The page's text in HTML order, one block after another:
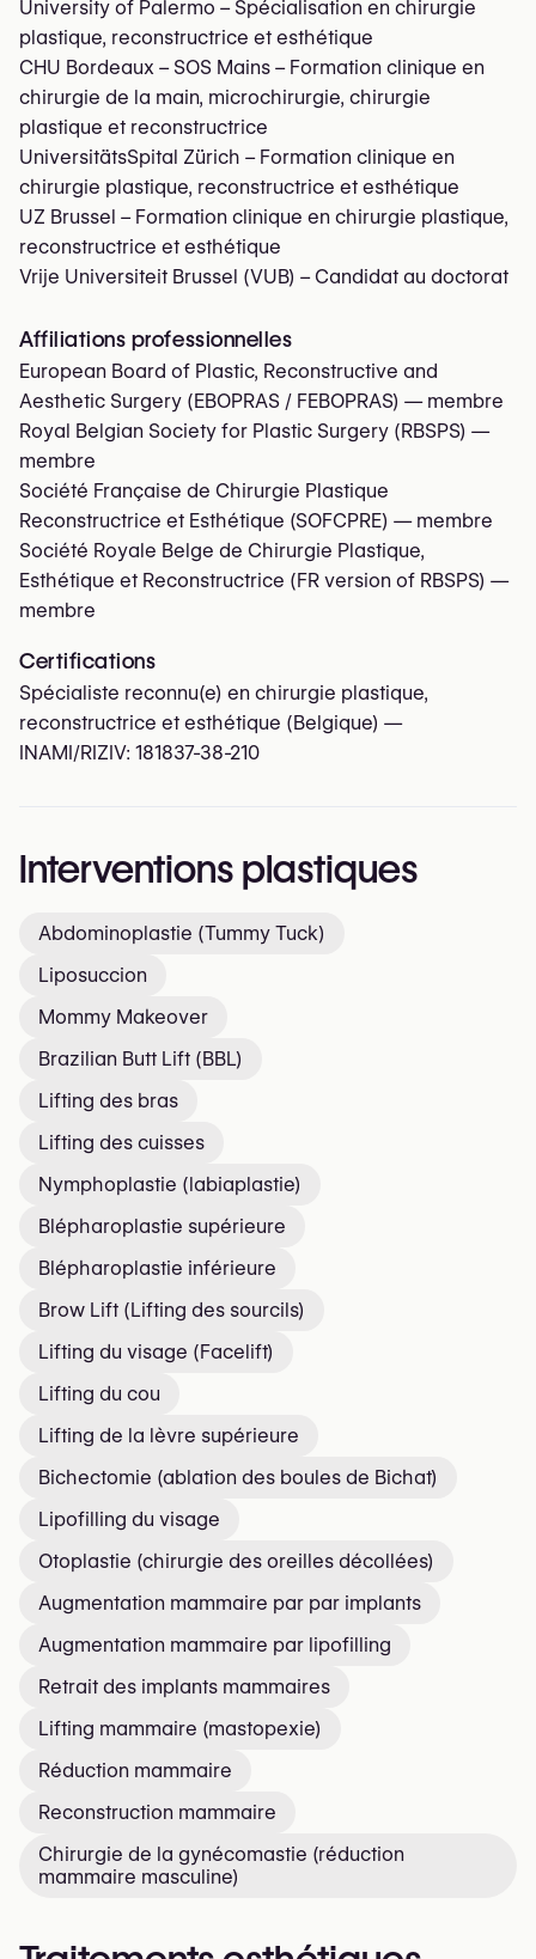
University of Palermo – Spécialisation en chirurgie
plastique, reconstructrice et esthétique
CHU Bordeaux – SOS Mains – Formation clinique en
chirurgie de la main, microchirurgie, chirurgie
plastique et reconstructrice
UniversitätsSpital Zürich – Formation clinique en
chirurgie plastique, reconstructrice et esthétique
UZ Brussel – Formation clinique en chirurgie plastique,
reconstructrice et esthétique
Vrije Universiteit Brussel (VUB) – Candidat au doctorat
Affiliations professionnelles
European Board of Plastic, Reconstructive and
Aesthetic Surgery (EBOPRAS / FEBOPRAS) — membre
Royal Belgian Society for Plastic Surgery (RBSPS) —
membre
Société Française de Chirurgie Plastique
Reconstructrice et Esthétique (SOFCPRE) — membre
Société Royale Belge de Chirurgie Plastique,
Esthétique et Reconstructrice (FR version of RBSPS) —
membre
Certifications
Spécialiste reconnu(e) en chirurgie plastique,
reconstructrice et esthétique (Belgique) —
INAMI/RIZIV: 181837-38-210
Interventions plastiques
Abdominoplastie (Tummy Tuck)
Liposuccion
Mommy Makeover
Brazilian Butt Lift (BBL)
Lifting des bras
Lifting des cuisses
Nymphoplastie (labiaplastie)
Blépharoplastie supérieure
Blépharoplastie inférieure
Brow Lift (Lifting des sourcils)
Lifting du visage (Facelift)
Lifting du cou
Lifting de la lèvre supérieure
Bichectomie (ablation des boules de Bichat)
Lipofilling du visage
Otoplastie (chirurgie des oreilles décollées)
Augmentation mammaire par par implants
Augmentation mammaire par lipofilling
Retrait des implants mammaires
Lifting mammaire (mastopexie)
Réduction mammaire
Reconstruction mammaire
Chirurgie de la gynécomastie (réduction
mammaire masculine)